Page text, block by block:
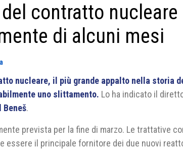
contratto
di alcuni mesi
nucleare, il più grande appalto nella storia
uno slittamento. Lo ha indicato il
Beneš.
prevista per la fine di marzo. Le trattative
essere il principale fornitore dei due nuovi